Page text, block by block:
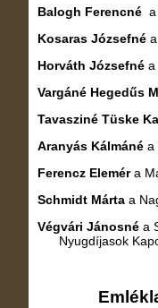
Balogh Ferencné
Kosaras Józsefné
Horváth Józsefné a
Vargáné Hegedűs
Tavasziné Tüske
Aranyás Kálmáné a
Ferencz Eleméra
Schmidt Márta a
Végvári Jánosné a
Nyugdíjasok